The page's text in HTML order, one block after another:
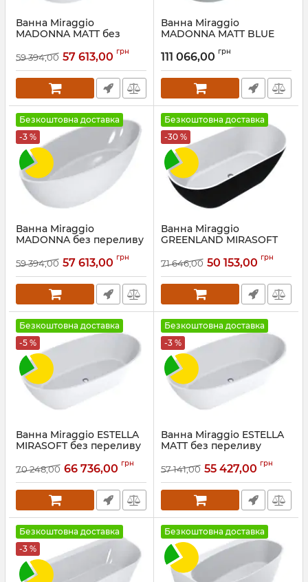
Ванна Miraggio
MADONNA MATT без
Артикул:0001627
59 394,00 57 613,00 грн
Ванна Miraggio
MADONNA MATT BLUE
111 066,00 грн
Безкоштовна доставка
-3 %
Ванна Miraggio
MADONNA без переливу
59 394,00 57 613,00 грн
Безкоштовна доставка
-30 %
Ванна Miraggio
GREENLAND MIRASOFT
Артикул:0002303
71 646,00 50 153,00 грн
Безкоштовна доставка
-5 %
Ванна Miraggio ESTELLA
MIRASOFT без переливу
70 248,00 66 736,00 грн
Безкоштовна доставка
-3 %
Ванна Miraggio ESTELLA
MATT без переливу
57 141,00 55 427,00 грн
Безкоштовна доставка
-3 %
Безкоштовна доставка